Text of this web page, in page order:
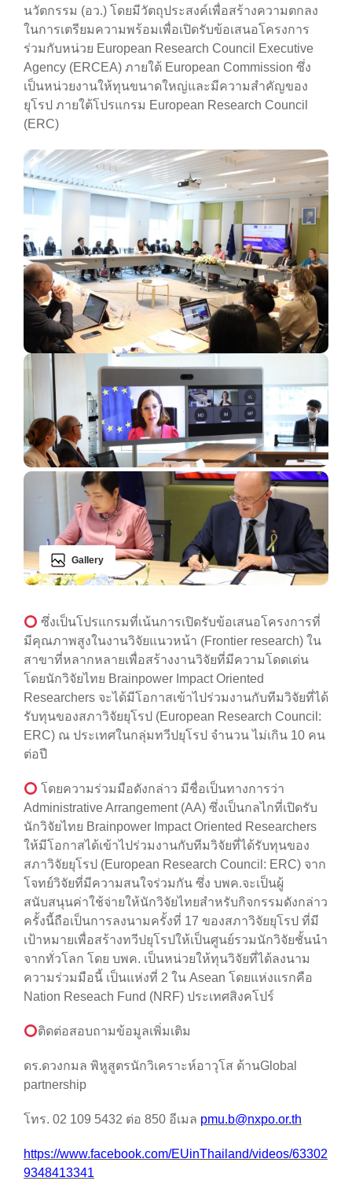
นวัตกรรม (อว.) โดยมีวัตถุประสงค์เพื่อสร้างความตกลง
ในการเตรียมความพร้อมเพื่อเปิดรับข้อเสนอโครงการ
ร่วมกับหน่วย European Research Council Executive
Agency (ERCEA) ภายใต้ European Commission ซึ่ง
เป็นหน่วยงานให้ทุนขนาดใหญ่และมีความสำคัญของ
ยุโรป ภายใต้โปรแกรม European Research Council
(ERC)
Gallery
ซึ่งเป็นโปรแกรมที่เน้นการเปิดรับข้อเสนอโครงการที่
มีคุณภาพสูงในงานวิจัยแนวหน้า (Frontier research) ใน
สาขาที่หลากหลายเพื่อสร้างงานวิจัยที่มีความโดดเด่น
โดยนักวิจัยไทย Brainpower Impact Oriented
Researchers จะได้มีโอกาสเข้าไปร่วมงานกับทีมวิจัยที่ได้
รับทุนของสภาวิจัยยุโรป (European Research Council:
ERC) ณ ประเทศในกลุ่มทวีปยุโรป จำนวน ไม่เกิน 10 คน
ต่อปี
โดยความร่วมมือดังกล่าว มีชื่อเป็นทางการว่า
Administrative Arrangement (AA) ซึ่งเป็นกลไกที่เปิดรับ
นักวิจัยไทย Brainpower Impact Oriented Researchers
ให้มีโอกาสได้เข้าไปร่วมงานกับทีมวิจัยที่ได้รับทุนของ
สภาวิจัยยุโรป (European Research Council: ERC) จาก
โจทย์วิจัยที่มีความสนใจร่วมกัน ซึ่ง บพค.จะเป็นผู้
สนับสนุนค่าใช้จ่ายให้นักวิจัยไทยสำหรับกิจกรรมดังกล่าว
ครั้งนี้ถือเป็นการลงนามครั้งที่ 17 ของสภาวิจัยยุโรป ที่มี
เป้าหมายเพื่อสร้างทวีปยุโรปให้เป็นศูนย์รวมนักวิจัยชั้นนำ
จากทั่วโลก โดย บพค. เป็นหน่วยให้ทุนวิจัยที่ได้ลงนาม
ความร่วมมือนี้ เป็นแห่งที่ 2 ใน Asean โดยแห่งแรกคือ
Nation Reseach Fund (NRF) ประเทศสิงคโปร์
ติดต่อสอบถามข้อมูลเพิ่มเติม
ดร.ดวงกมล พิหูสูตรนักวิเคราะห์อาวุโส ด้านGlobal
partnership
โทร. 02 109 5432 ต่อ 850 อีเมล pmu.b@nxpo.or.th
https://www.facebook.com/EUinThailand/videos/63302
9348413341